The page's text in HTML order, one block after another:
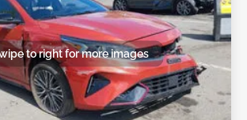
to right for more images